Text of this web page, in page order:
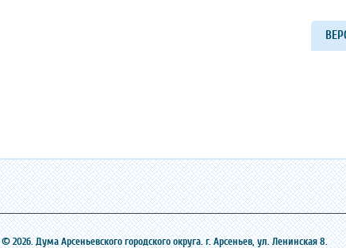
© 2026. Дума Арсеньевского городского округа. г. Арсеньев, ‎ул. Ленинская 8.